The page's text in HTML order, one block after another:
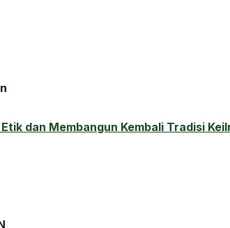
dan Membangun Kembali Tradisi